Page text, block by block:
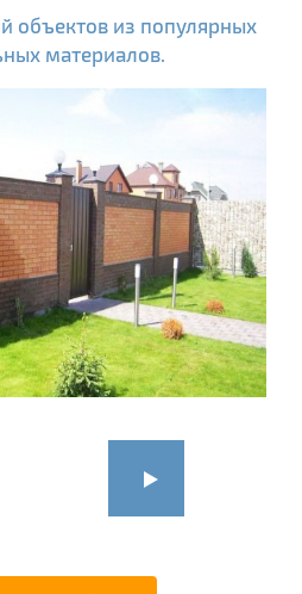
объектов из популярных
материалов.